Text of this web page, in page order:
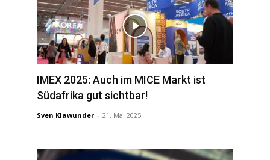
IMEX 2025: Auch im MICE Markt ist
Südafrika gut sichtbar!
Sven Klawunder - 21. Mai 2025